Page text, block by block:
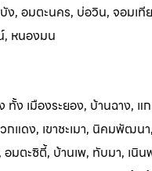
ง, อมตะนคร, บ่อวิน, จอมเที
หนองมน
ทั้ง เมืองระยอง, บ้านฉาง,
กแดง, เขาชะเมา, นิคมพัฒน
มตะซิตี้, บ้านเพ, ทับมา, เนิน